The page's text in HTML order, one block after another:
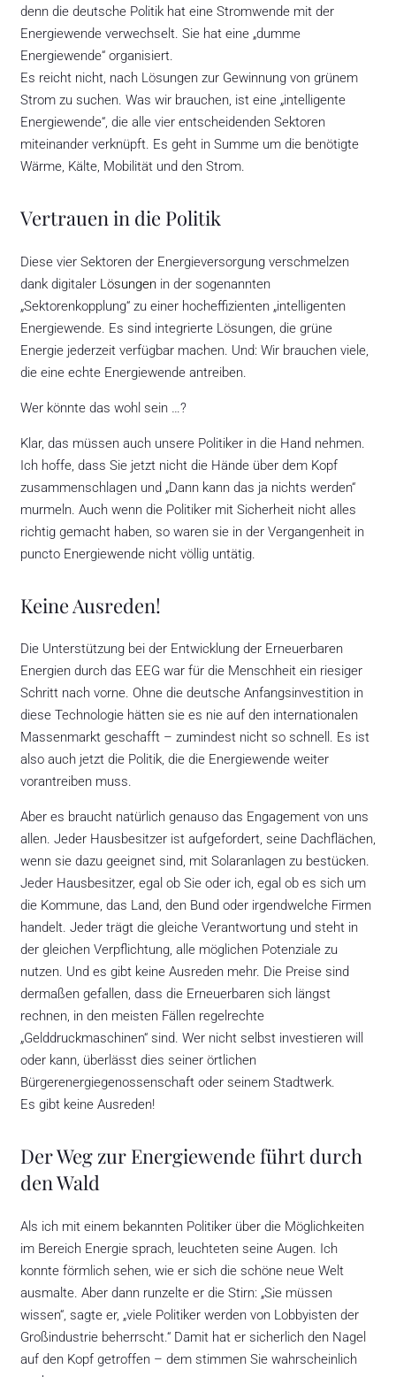
denn die deutsche Politik hat eine Stromwende mit der
Energiewende verwechselt. Sie hat eine „dumme
Energiewende“ organisiert.
Es reicht nicht, nach Lösungen zur Gewinnung von grünem
Strom zu suchen. Was wir brauchen, ist eine „intelligente
Energiewende“, die alle vier entscheidenden Sektoren
miteinander verknüpft. Es geht in Summe um die benötigte
Wärme, Kälte, Mobilität und den Strom.
Vertrauen in die Politik
Diese vier Sektoren der Energieversorgung verschmelzen
dank digitaler Lösungenin der sogenannten
„Sektorenkopplung“ zu einer hocheffizienten „intelligenten
Energiewende. Es sind integrierte Lösungen, die grüne
Energie jederzeit verfügbar machen. Und: Wir brauchen viele,
die eine echte Energiewende antreiben.
Wer könnte das wohl sein …?
Klar, das müssen auch unsere Politiker in die Hand nehmen.
Ich hoffe, dass Sie jetzt nicht die Hände über dem Kopf
zusammenschlagen und „Dann kann das ja nichts werden“
murmeln. Auch wenn die Politiker mit Sicherheit nicht alles
richtig gemacht haben, so waren sie in der Vergangenheit in
puncto Energiewende nicht völlig untätig.
Keine Ausreden!
Die Unterstützung bei der Entwicklung der Erneuerbaren
Energien durch das EEG war für die Menschheit ein riesiger
Schritt nach vorne. Ohne die deutsche Anfangsinvestition in
diese Technologie hätten sie es nie auf den internationalen
Massenmarkt geschafft – zumindest nicht so schnell. Es ist
also auch jetzt die Politik, die die Energiewende weiter
vorantreiben muss.
Aber es braucht natürlich genauso das Engagement von uns
allen. Jeder Hausbesitzer ist aufgefordert, seine Dachflächen,
wenn sie dazu geeignet sind, mit Solaranlagen zu bestücken.
Jeder Hausbesitzer, egal ob Sie oder ich, egal ob es sich um
die Kommune, das Land, den Bund oder irgendwelche Firmen
handelt. Jeder trägt die gleiche Verantwortung und steht in
der gleichen Verpflichtung, alle möglichen Potenziale zu
nutzen. Und es gibt keine Ausreden mehr. Die Preise sind
dermaßen gefallen, dass die Erneuerbaren sich längst
rechnen, in den meisten Fällen regelrechte
„Gelddruckmaschinen“ sind. Wer nicht selbst investieren will
oder kann, überlässt dies seiner örtlichen
Bürgerenergiegenossenschaft oder seinem Stadtwerk.
Es gibt keine Ausreden!
Der Weg zur Energiewende führt durch
den Wald
Als ich mit einem bekannten Politiker über die Möglichkeiten
im Bereich Energie sprach, leuchteten seine Augen. Ich
konnte förmlich sehen, wie er sich die schöne neue Welt
ausmalte. Aber dann runzelte er die Stirn: „Sie müssen
wissen“, sagte er, „viele Politiker werden von Lobbyisten der
Großindustrie beherrscht.“ Damit hat er sicherlich den Nagel
auf den Kopf getroffen – dem stimmen Sie wahrscheinlich